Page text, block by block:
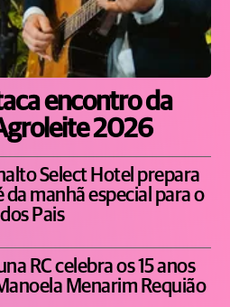
encontro da
2026
Select Hotel prepara
da manhã especial para o
Pais
RC celebra os 15 anos
Menarim Requião